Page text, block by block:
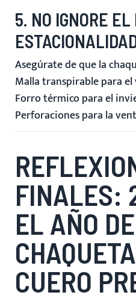
5. NO IGNORE EL
Asegúrate de que la
Malla transpirable para el
Forro térmico para el
Perforaciones para la
FINALES:
EL AÑO
CUERO